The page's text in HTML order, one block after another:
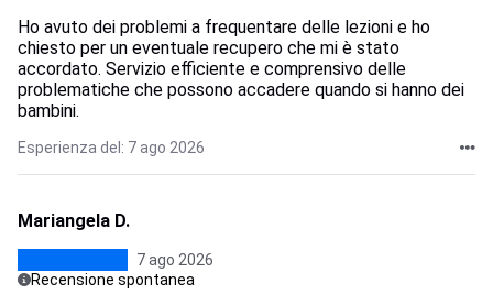
Ho avuto dei problemi a frequentare delle lezioni e ho
chiesto per un eventuale recupero che mi è stato
accordato. Servizio efficiente e comprensivo delle
problematiche che possono accadere quando si hanno dei
bambini.
Esperienza del: 7 ago 2026
Mariangela D.
7 ago 2026
Recensione spontanea